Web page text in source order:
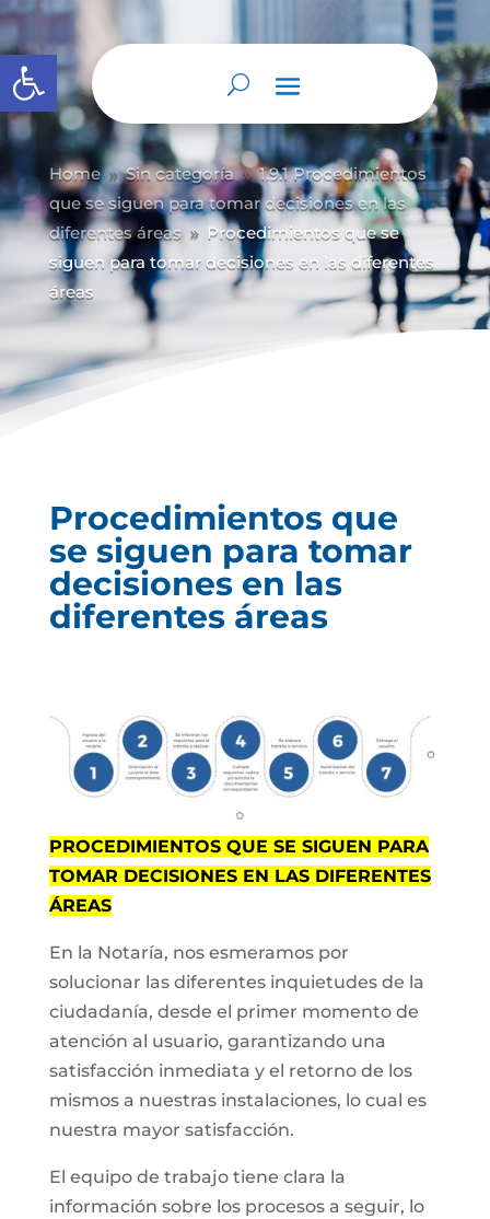
Abrir barra de herramientas
Home 9 Sin categoría 9 1.9.1 Procedimientos
que se siguen para tomar decisiones en las
diferentes áreas 9
Procedimientos que se
siguen para tomar decisiones en las diferentes
áreas
Procedimientos que
se siguen para tomar
decisiones en las
diferentes áreas
PROCEDIMIENTOS QUE SE SIGUEN PARA
TOMAR DECISIONES EN LAS DIFERENTES
ÁREAS
En la Notaría, nos esmeramos por
solucionar las diferentes inquietudes de la
ciudadanía, desde el primer momento de
atención al usuario, garantizando una
satisfacción inmediata y el retorno de los
mismos a nuestras instalaciones, lo cual es
nuestra mayor satisfacción.
El equipo de trabajo tiene clara la
información sobre los procesos a seguir, lo